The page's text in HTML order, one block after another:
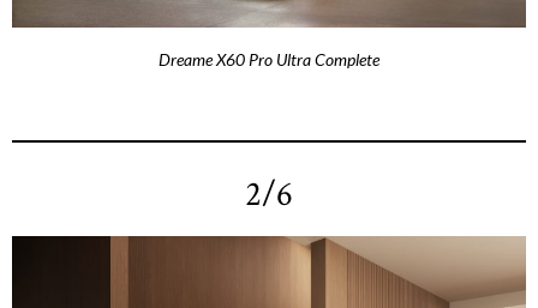
Dreame X60 Pro Ultra Complete
2/6